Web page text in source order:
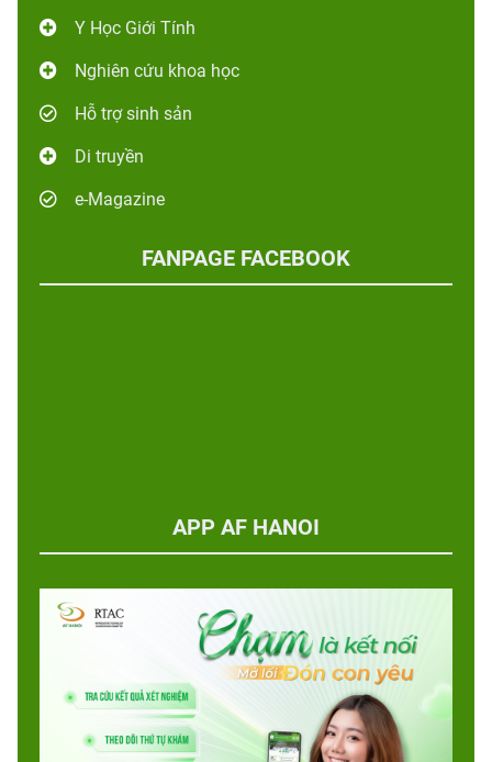
Y Học Giới Tính
Nghiên cứu khoa học
Hỗ trợ sinh sản
Di truyền
e-Magazine
FANPAGE FACEBOOK
APP AF HANOI